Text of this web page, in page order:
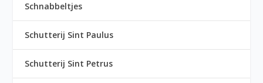
Schnabbeltjes
Schutterij Sint Paulus
Schutterij Sint Petrus